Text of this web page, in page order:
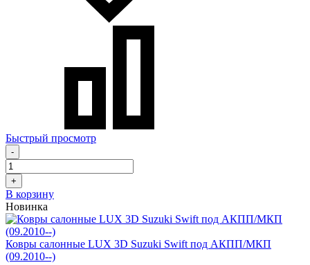
Быстрый просмотр
-
+
В корзину
Новинка
Ковры салонные LUX 3D Suzuki Swift под АКПП/МКП
(09.2010--)